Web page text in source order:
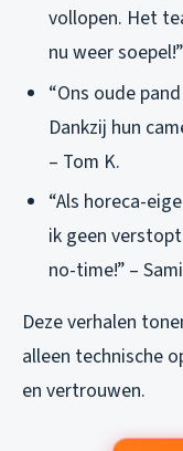
vollopen. Het
nu weer
“Ons oude
Dankzij hun
– Tom K.
“Als horeca-
ik geen
no-time!” –
Deze verhalen
alleen technische
en vertrouwen.